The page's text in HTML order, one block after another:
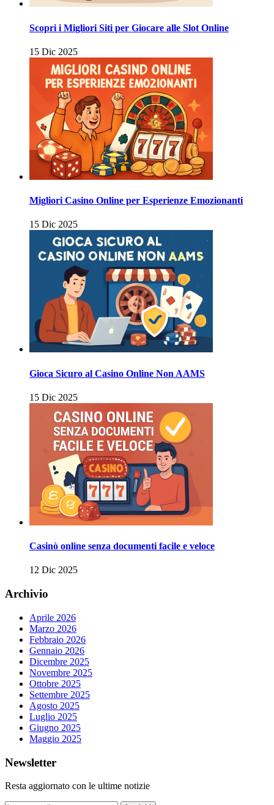
Scopri i Migliori Siti per Giocare alle Slot Online
15 Dic 2025
Migliori Casino Online per Esperienze Emozionanti
15 Dic 2025
Gioca Sicuro al Casino Online Non AAMS
15 Dic 2025
Casinò online senza documenti facile e veloce
12 Dic 2025
Archivio
Aprile 2026
Marzo 2026
Febbraio 2026
Gennaio 2026
Dicembre 2025
Novembre 2025
Ottobre 2025
Settembre 2025
Agosto 2025
Luglio 2025
Giugno 2025
Maggio 2025
Newsletter
Resta aggiornato con le ultime notizie